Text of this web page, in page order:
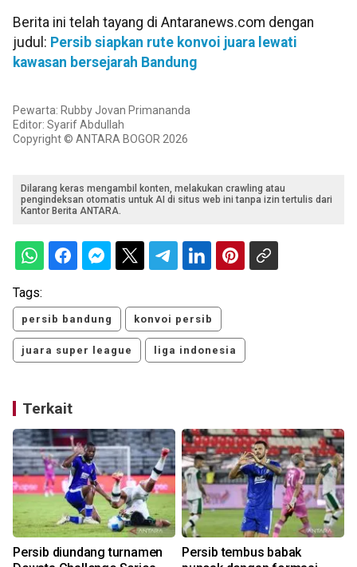
Berita ini telah tayang di Antaranews.com dengan
judul: Persib siapkan rute konvoi juara lewati
kawasan bersejarah Bandung
Pewarta: Rubby Jovan Primananda
Editor: Syarif Abdullah
Copyright © ANTARA BOGOR 2026
Dilarang keras mengambil konten, melakukan crawling atau
pengindeksan otomatis untuk AI di situs web ini tanpa izin tertulis dari
Kantor Berita ANTARA.
Tags:
persib bandung konvoi persib
juara super league liga indonesia
Terkait
Persib diundang turnamen
Persib tembus babak